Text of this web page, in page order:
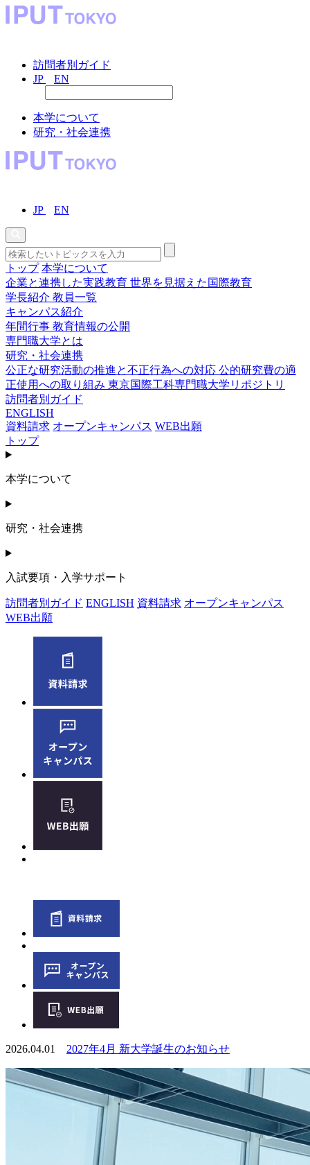
訪問者別ガイド
JP
EN
本学について
研究・社会連携
JP EN
トップ 本学について
企業と連携した実践教育 世界を見据えた国際教育
学長紹介 教員一覧
キャンパス紹介
年間行事 教育情報の公開
専門職大学とは
研究・社会連携
公正な研究活動の推進と不正行為への対応 公的研究費の適
正使用への取り組み 東京国際工科専門職大学リポジトリ
訪問者別ガイド
ENGLISH
資料請求 オープンキャンパス WEB出願
トップ
本学について
研究・社会連携
入試要項・入学サポート
訪問者別ガイド ENGLISH 資料請求 オープンキャンパス
WEB出願
2026.04.01 2027年4月 新大学誕生のお知らせ